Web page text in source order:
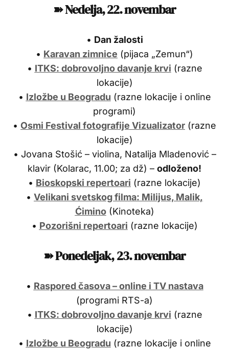
➽ Nedelja, 22. novembar
• Dan žalosti
• Karavan zimnice (pijaca „Zemun“)
• ITKS: dobrovoljno davanje krvi (razne
lokacije)
• Izložbe u Beogradu (razne lokacije i online
programi)
• Osmi Festival fotografije Vizualizator (razne
lokacije)
• Jovana Stošić – violina, Natalija Mladenović –
klavir (Kolarac, 11.00; za dž) – odloženo!
• Bioskopski repertoari (razne lokacije)
• Velikani svetskog filma: Milijus, Malik,
Ćimino(Kinoteka)
• Pozorišni repertoari (razne lokacije)
➽ Ponedeljak, 23. novembar
• Raspored časova – online i TV nastava
(programi RTS-a)
• ITKS: dobrovoljno davanje krvi (razne
lokacije)
• Izložbe u Beogradu (razne lokacije i online